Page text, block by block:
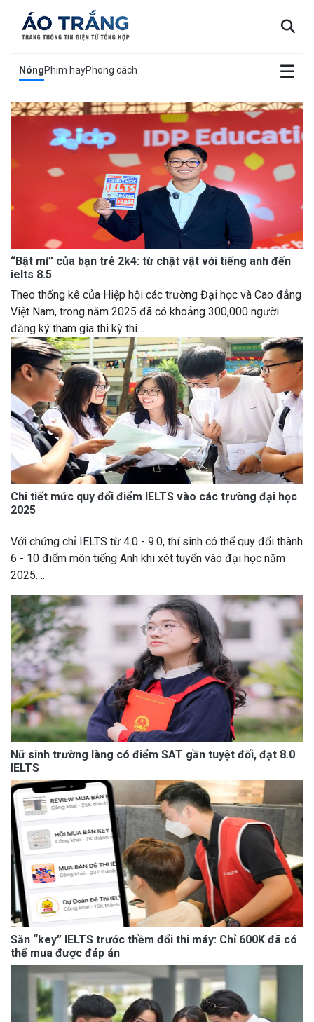
NóngPhim hayPhong cách ☰
×
“Bật mí” của bạn trẻ 2k4: từ chật vật với tiếng anh đến
ielts 8.5
Theo thống kê của Hiệp hội các trường Đại học và Cao đẳng
Việt Nam, trong năm 2025 đã có khoảng 300,000 người
đăng ký tham gia thi kỳ thi…
Chi tiết mức quy đổi điểm IELTS vào các trường đại học
2025
Với chứng chỉ IELTS từ 4.0 - 9.0, thí sinh có thể quy đổi thành
6 - 10 điểm môn tiếng Anh khi xét tuyển vào đại học năm
2025.…
Nữ sinh trường làng có điểm SAT gần tuyệt đối, đạt 8.0
IELTS
Săn “key” IELTS trước thềm đổi thi máy: Chỉ 600K đã có
thể mua được đáp án